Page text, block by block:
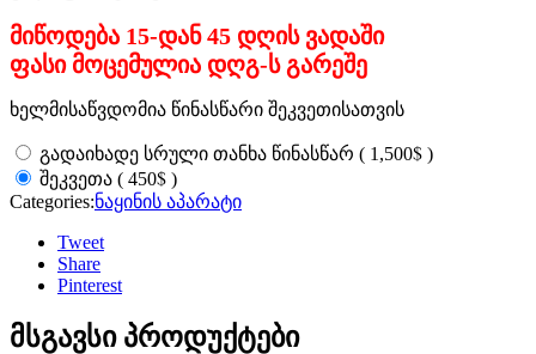
მიწოდება 15-დან 45 დღის ვადაში
ფასი მოცემულია დღგ-ს გარეშე
ხელმისაწვდომია წინასწარი შეკვეთისათვის
გადაიხადე სრული თანხა წინასწარ ( 1,500$ )
შეკვეთა ( 450$ )
Categories:ნაყინის აპარატი
Tweet
Share
Pinterest
მსგავსი პროდუქტები